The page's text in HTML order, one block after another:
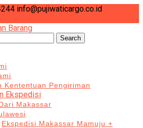
info@pujiwaticargo.co.id
Search
Kententuan Pengiriman
Ekspedisi
Makassar
Ekspedisi Makassar Mamuju +